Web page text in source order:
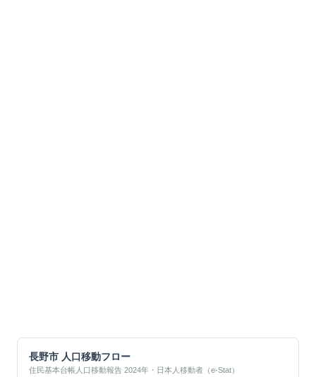
長野市 人口移動フロー
住民基本台帳人口移動報告 2024年・日本人移動者（e-Stat）